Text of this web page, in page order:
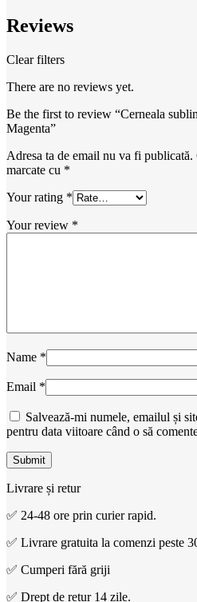
Reviews
Clear filters
There are no reviews yet.
Be the first to review “Cerneala
Magenta”
Adresa ta de email nu va fi publicată.
marcate cu *
Your rating *
Your review *
Name *
Email *
Salvează-mi numele, emailul și
pentru data viitoare când o să
Livrare și retur
✅ 24-48 ore prin curier rapid.
✅ Livrare gratuita la comenzi peste
✅ Cumperi fără griji
✅ Drept de retur 14 zile.